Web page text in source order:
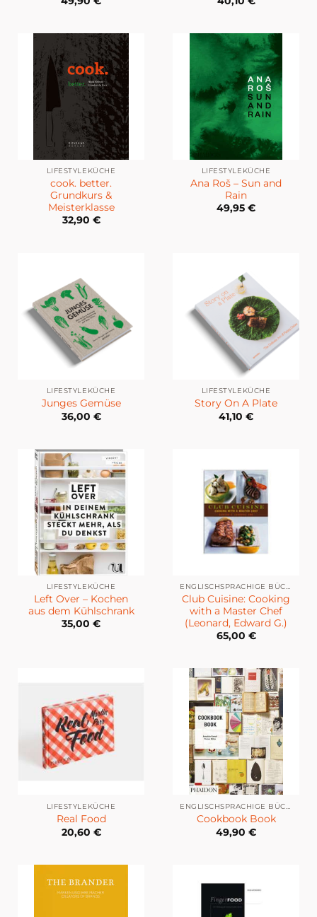
LIFESTYLEKÜCHE
cook. better.
Grundkurs &
Meisterklasse
32,90 €
LIFESTYLEKÜCHE
Ana Roš – Sun and
Rain
49,95 €
LIFESTYLEKÜCHE
Junges Gemüse
36,00 €
LIFESTYLEKÜCHE
Story On A Plate
41,10 €
LIFESTYLEKÜCHE
Left Over – Kochen
aus dem Kühlschrank
35,00 €
ENGLISCHSPRACHIGE BÜCHER
Club Cuisine: Cooking
with a Master Chef
(Leonard, Edward G.)
65,00 €
LIFESTYLEKÜCHE
Real Food
20,60 €
ENGLISCHSPRACHIGE BÜCHER
Cookbook Book
49,90 €